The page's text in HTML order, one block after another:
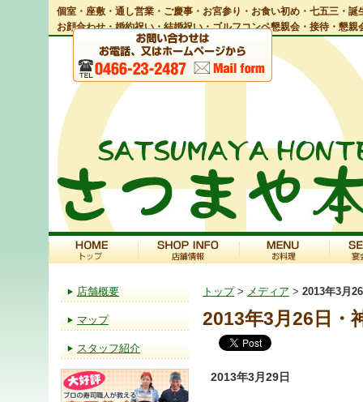
個室・座敷・通し営業・ご慶事・お宮参り・お食い初め・七五三・
お顔合わせ・婚約祝い・結婚祝い・ゴルフコンペ懇親会・接待・懇
店舗概要
マップ
スタッフ紹介
トップ> メディア > 2013年3月
2013年3月26日・
2013年3月29日